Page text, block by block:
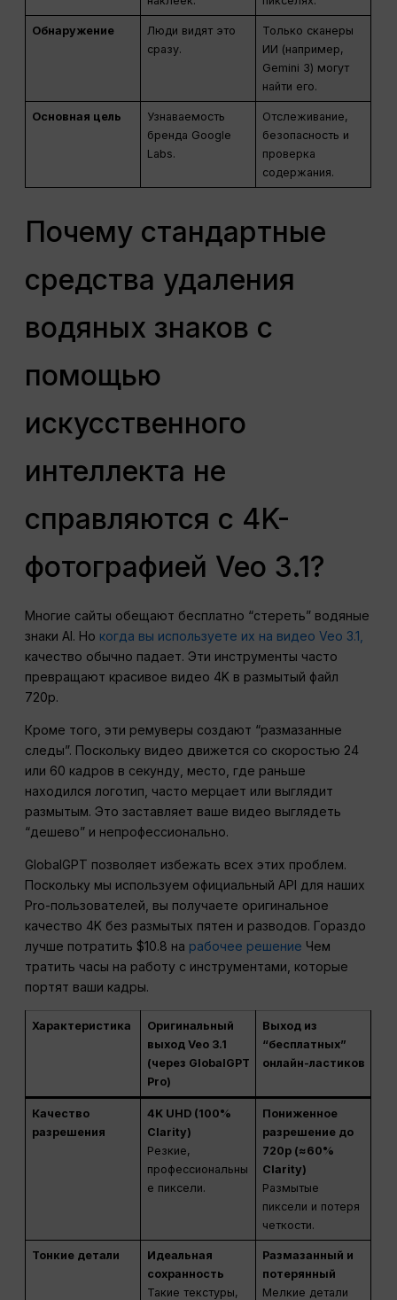
Обнаружение
Люди видят это
сразу.
Только сканеры
ИИ (например,
Gemini 3) могут
найти его.
Основная цель
Узнаваемость
бренда Google
Labs.
Отслеживание,
безопасность и
проверка
содержания.
Почему стандартные
средства удаления
водяных знаков с
помощью
искусственного
интеллекта не
справляются с 4K-
фотографией Veo 3.1?
Многие сайты обещают бесплатно “стереть” водяные
знаки AI. Но когда вы используете их на видео Veo 3.1,
качество обычно падает. Эти инструменты часто
превращают красивое видео 4K в размытый файл
720p.
Кроме того, эти ремуверы создают “размазанные
следы”. Поскольку видео движется со скоростью 24
или 60 кадров в секунду, место, где раньше
находился логотип, часто мерцает или выглядит
размытым. Это заставляет ваше видео выглядеть
“дешево” и непрофессионально.
GlobalGPT позволяет избежать всех этих проблем.
Поскольку мы используем официальный API для наших
Pro-пользователей, вы получаете оригинальное
качество 4K без размытых пятен и разводов. Гораздо
лучше потратить $10.8 на рабочее решение Чем
тратить часы на работу с инструментами, которые
портят ваши кадры.
Характеристика
Оригинальный
выход Veo 3.1
(через GlobalGPT
Pro)
Выход из
“бесплатных”
онлайн-ластиков
Качество
разрешения
4K UHD (100%
Clarity)
Резкие,
профессиональны
е пиксели.
Пониженное
разрешение до
720p (≈60%
Clarity)
Размытые
пиксели и потеря
четкости.
Тонкие детали
Идеальная
сохранность
Такие текстуры,
Размазанный и
потерянный
Мелкие детали